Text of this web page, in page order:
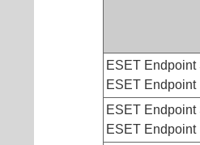
ESET Endpoint
ESET Endpoint
ESET Endpoint
ESET Endpoint